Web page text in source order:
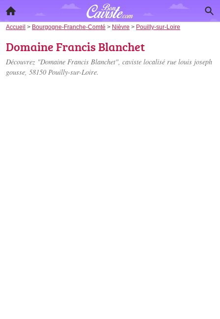
Accueil > Bourgogne-Franche-Comté > Nièvre > Pouilly-sur-Loire
Domaine Francis Blanchet
Découvrez "Domaine Francis Blanchet", caviste localisé rue louis joseph
gousse, 58150 Pouilly-sur-Loire.